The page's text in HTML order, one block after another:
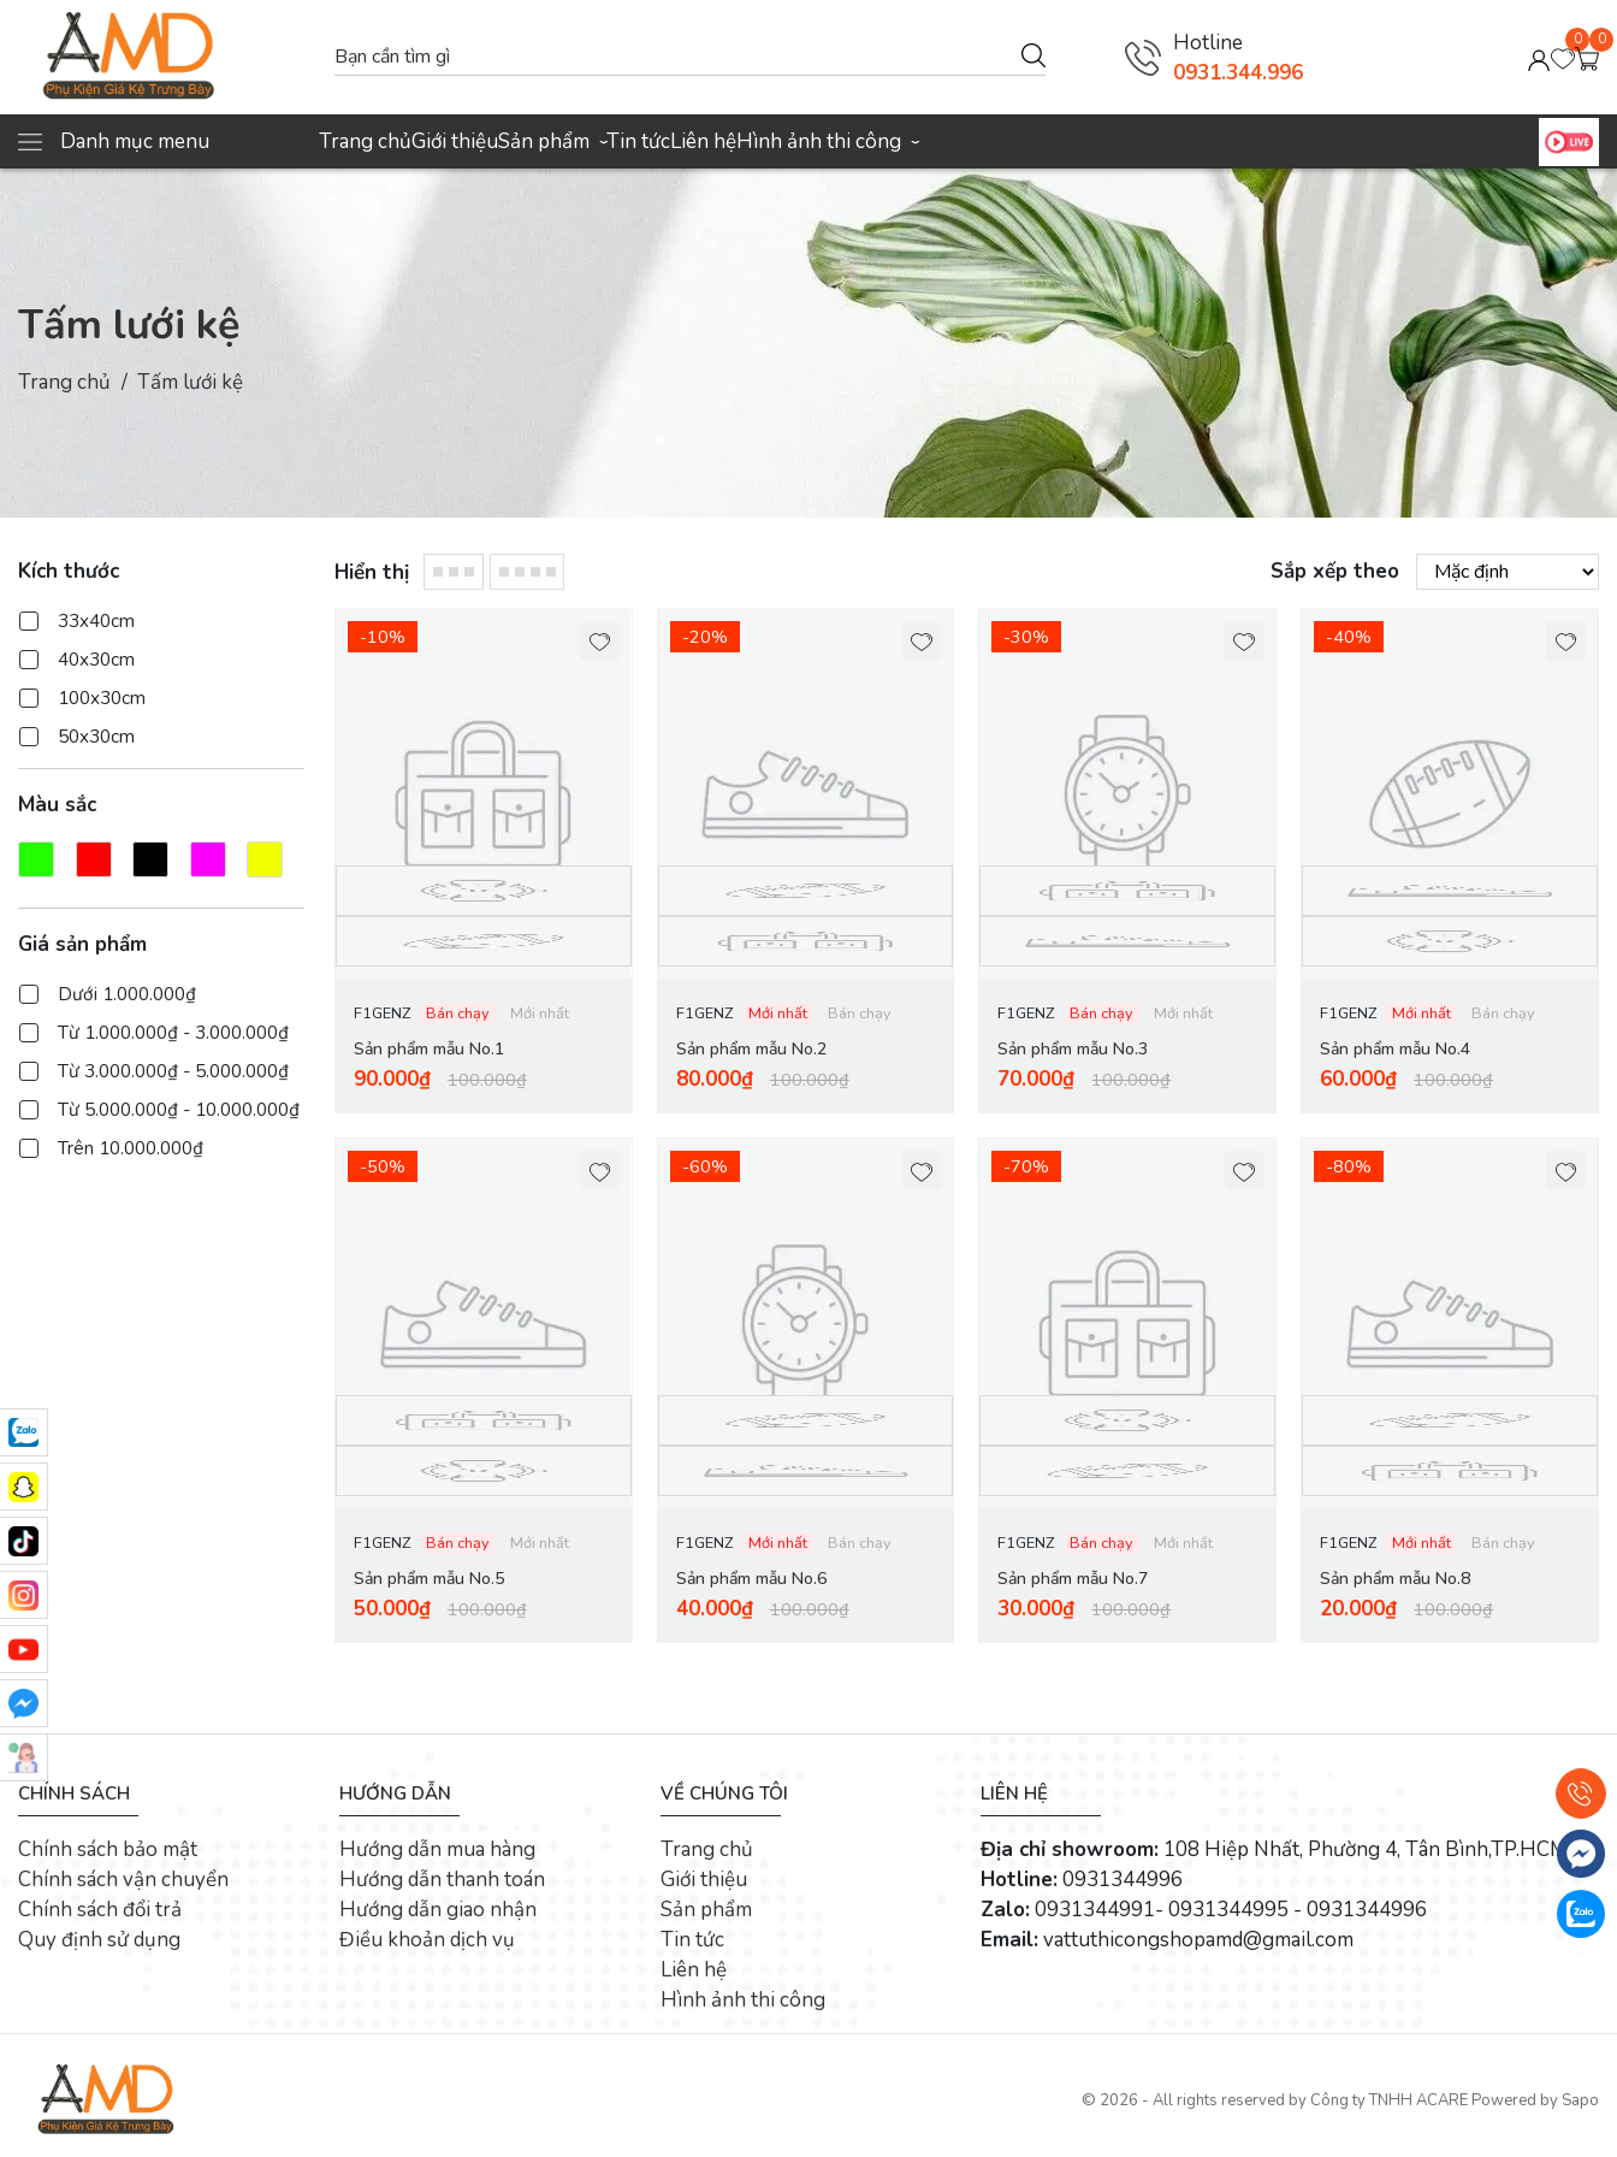
Hotline
0931.344.996
0 0
Danh mục menu Trang chủGiới thiệuSản phẩm ›Tin tứcLiên hệHình ảnh thi công ›
Tấm lưới kệ
Trang chủ Tấm lưới kệ
Kích thước
33x40cm
40x30cm
100x30cm
50x30cm
Màu sắc
Giá sản phẩm
Dưới 1.000.000₫
Từ 1.000.000₫ - 3.000.000₫
Từ 3.000.000₫ - 5.000.000₫
Từ 5.000.000₫ - 10.000.000₫
Trên 10.000.000₫
Hiển thị Sắp xếp theo
-10%
F1GENZ Bán chạy Mới nhất
Sản phẩm mẫu No.1
90.000₫ 100.000₫
-20%
F1GENZ Mới nhất Bán chạy
Sản phẩm mẫu No.2
80.000₫ 100.000₫
-30%
F1GENZ Bán chạy Mới nhất
Sản phẩm mẫu No.3
70.000₫ 100.000₫
-40%
F1GENZ Mới nhất Bán chạy
Sản phẩm mẫu No.4
60.000₫ 100.000₫
-50%
F1GENZ Bán chạy Mới nhất
Sản phẩm mẫu No.5
50.000₫ 100.000₫
-60%
F1GENZ Mới nhất Bán chạy
Sản phẩm mẫu No.6
40.000₫ 100.000₫
-70%
F1GENZ Bán chạy Mới nhất
Sản phẩm mẫu No.7
30.000₫ 100.000₫
-80%
F1GENZ Mới nhất Bán chạy
Sản phẩm mẫu No.8
20.000₫ 100.000₫
CHÍNH SÁCH
Chính sách bảo mật
Chính sách vận chuyển
Chính sách đổi trả
Quy định sử dụng
HƯỚNG DẪN
Hướng dẫn mua hàng
Hướng dẫn thanh toán
Hướng dẫn giao nhận
Điều khoản dịch vụ
VỀ CHÚNG TÔI
Trang chủ
Giới thiệu
Sản phẩm
Tin tức
Liên hệ
Hình ảnh thi công
LIÊN HỆ
Địa chỉ showroom: 108 Hiệp Nhất, Phường 4, Tân Bình,TP.HCM
Hotline:0931344996
Zalo:0931344991- 0931344995 - 0931344996
Email:vattuthicongshopamd@gmail.com
© 2026 - All rights reserved by Công ty TNHH ACARE Powered by Sapo